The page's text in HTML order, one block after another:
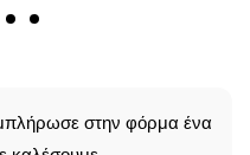
στην φόρμα ένα